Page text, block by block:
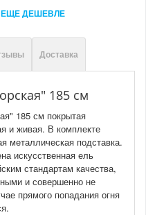
ДЕШЕВЛЕ
Доставка
185 см
185 см покрытая
и живая. В комплекте
металлическая подставка.
искусственная ель
стандартам качества,
и совершенно не
прямого попадания огня